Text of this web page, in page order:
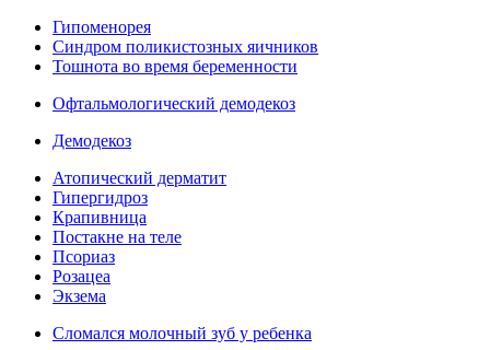
Гипоменорея
Синдром поликистозных яичников
Тошнота во время беременности
Офтальмологический демодекоз
Демодекоз
Атопический дерматит
Гипергидроз
Крапивница
Постакне на теле
Псориаз
Розацеа
Экзема
Сломался молочный зуб у ребенка